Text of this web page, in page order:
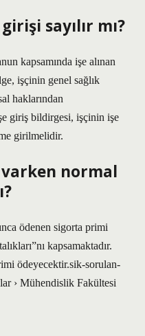
sayılır mı?
kapsamında işe alınan
işçinin genel sağlık
haklarından
giriş bildirgesi, işçinin işe
girilmelidir.
normal
ödenen sigorta primi
kapsamaktadır.
ödeyecektir.sik-sorulan-
› Mühendislik Fakültesi